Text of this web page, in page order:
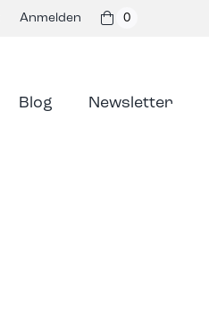
Anmelden 0
Blog Newsletter